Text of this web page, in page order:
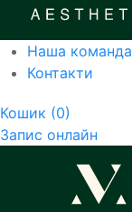
Наша команда
Контакти
Кошик (0)
Запис онлайн